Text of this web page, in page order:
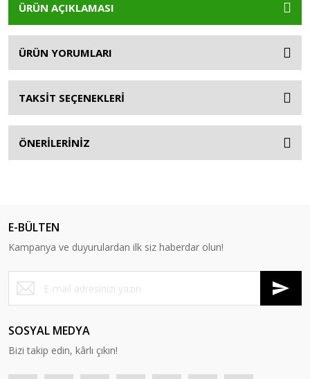
ÜRÜN AÇIKLAMASI
ÜRÜN YORUMLARI
TAKSİT SEÇENEKLERİ
ÖNERİLERİNİZ
E-BÜLTEN
Kampanya ve duyurulardan ilk siz haberdar olun!
SOSYAL MEDYA
Bizi takip edin, kârlı çıkın!